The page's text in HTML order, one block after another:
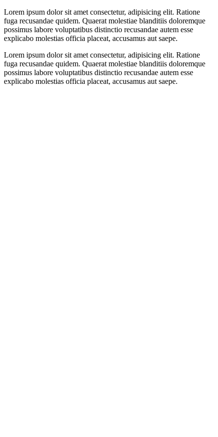
Lorem ipsum dolor sit amet consectetur, adipisicing elit. Ratione
fuga recusandae quidem. Quaerat molestiae blanditiis doloremque
possimus labore voluptatibus distinctio recusandae autem esse
explicabo molestias officia placeat, accusamus aut saepe.
Lorem ipsum dolor sit amet consectetur, adipisicing elit. Ratione
fuga recusandae quidem. Quaerat molestiae blanditiis doloremque
possimus labore voluptatibus distinctio recusandae autem esse
explicabo molestias officia placeat, accusamus aut saepe.